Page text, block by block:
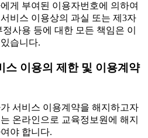
게 부여된 이용자번호에 의하여
비스 이용상의 과실 또는 제3자
정사용 등에 대한 모든 책임은 이
습니다.
스 이용의 제한 및 이용계약
서비스 이용계약을 해지하고자
온라인으로 교육정보원에 해지
야 합니다.